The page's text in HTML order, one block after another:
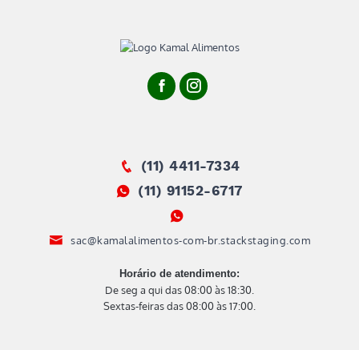
(11) 4411-7334
(11) 91152-6717
sac@kamalalimentos-com-br.stackstaging.com
Horário de atendimento:
De seg a qui das 08:00 às 18:30.
Sextas-feiras das 08:00 às 17:00.